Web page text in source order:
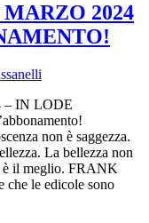
2024
– IN LODE
non è saggezza.
La bellezza non
è il meglio. FRANK
le edicole sono